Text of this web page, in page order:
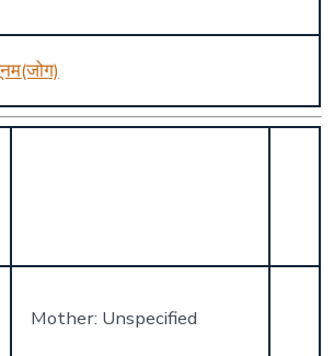
Mother: Unspecified